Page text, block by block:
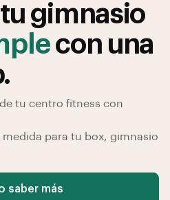
gimnasio
con una
tu centro fitness con
para tu box, gimnasio
saber más